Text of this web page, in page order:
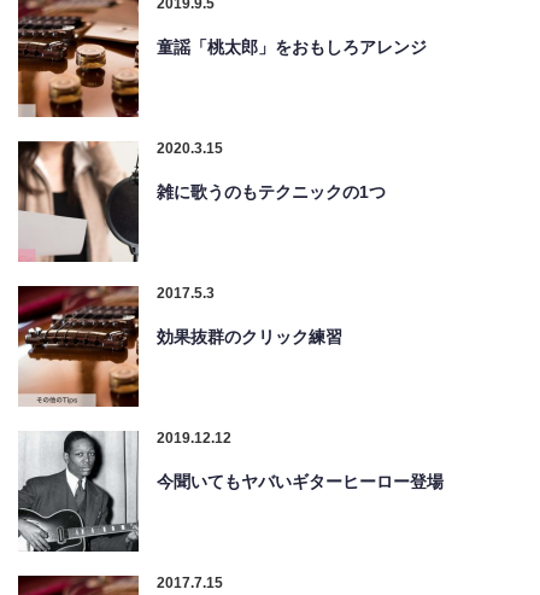
童謡「桃太郎」をおもしろアレンジ
2020.3.15
雑に歌うのもテクニックの1つ
2017.5.3
効果抜群のクリック練習
2019.12.12
今聞いてもヤバいギターヒーロー登場
2017.7.15